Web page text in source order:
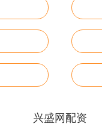
兴盛网配资